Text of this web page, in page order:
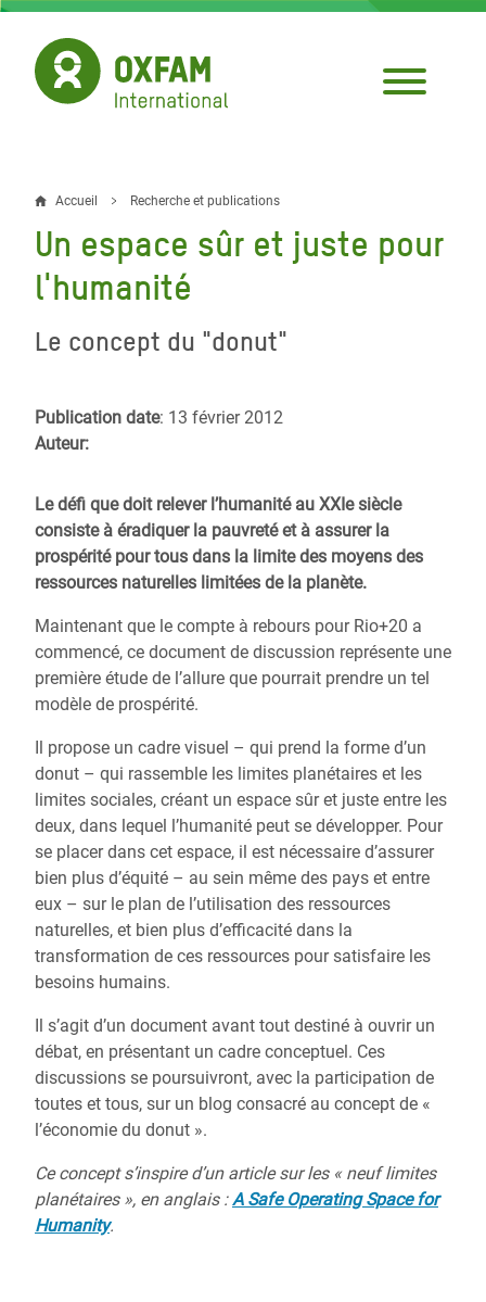
Aller
contenu
principal
Fil
d'Ariane
Accueil Recherche et publications
Un espace sûr et juste pour
l'humanité
Le concept du "donut"
Publication date: 13 février 2012
Auteur:
Le défi que doit relever l’humanité au XXIe siècle
consiste à éradiquer la pauvreté et à assurer la
prospérité pour tous dans la limite des moyens des
ressources naturelles limitées de la planète.
Maintenant que le compte à rebours pour Rio+20 a
commencé, ce document de discussion représente une
première étude de l’allure que pourrait prendre un tel
modèle de prospérité.
Il propose un cadre visuel – qui prend la forme d’un
donut – qui rassemble les limites planétaires et les
limites sociales, créant un espace sûr et juste entre les
deux, dans lequel l’humanité peut se développer. Pour
se placer dans cet espace, il est nécessaire d’assurer
bien plus d’équité – au sein même des pays et entre
eux – sur le plan de l’utilisation des ressources
naturelles, et bien plus d’efficacité dans la
transformation de ces ressources pour satisfaire les
besoins humains.
Il s’agit d’un document avant tout destiné à ouvrir un
débat, en présentant un cadre conceptuel. Ces
discussions se poursuivront, avec la participation de
toutes et tous, sur un blog consacré au concept de «
l’économie du donut ».
Ce concept s’inspire d’un article sur les « neuf limites
planétaires », en anglais :A Safe Operating Space for
Humanity.